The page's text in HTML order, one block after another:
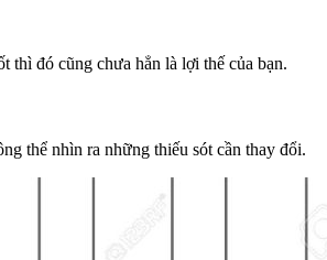
thì đó cũng chưa hẳn là lợi thế của bạn.
thể nhìn ra những thiếu sót cần thay đổi.